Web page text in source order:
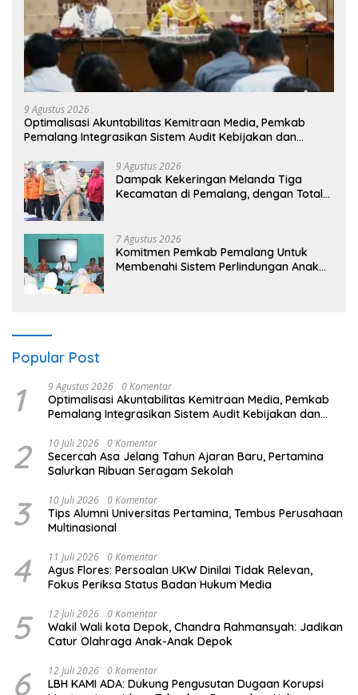
9 Agustus 2026
​Optimalisasi Akuntabilitas Kemitraan Media, Pemkab
Pemalang Integrasikan Sistem Audit Kebijakan dan
9 Agustus 2026
Dampak Kekeringan Melanda Tiga
Kecamatan di Pemalang, dengan Total
7 Agustus 2026
Komitmen Pemkab Pemalang Untuk
Membenahi Sistem Perlindungan Anak
Popular Post
1 9 Agustus 2026 0 Komentar
​Optimalisasi Akuntabilitas Kemitraan Media, Pemkab
Pemalang Integrasikan Sistem Audit Kebijakan dan
2 10 Juli 2026 0 Komentar
Secercah Asa Jelang Tahun Ajaran Baru, Pertamina
Salurkan Ribuan Seragam Sekolah
3 10 Juli 2026 0 Komentar
Tips Alumni Universitas Pertamina, Tembus Perusahaan
Multinasional
4 11 Juli 2026 0 Komentar
Agus Flores: Persoalan UKW Dinilai Tidak Relevan,
Fokus Periksa Status Badan Hukum Media
5 12 Juli 2026 0 Komentar
Wakil Wali kota Depok, Chandra Rahmansyah: Jadikan
Catur Olahraga Anak-Anak Depok
6 12 Juli 2026 0 Komentar
LBH KAMI ADA: Dukung Pengusutan Dugaan Korupsi